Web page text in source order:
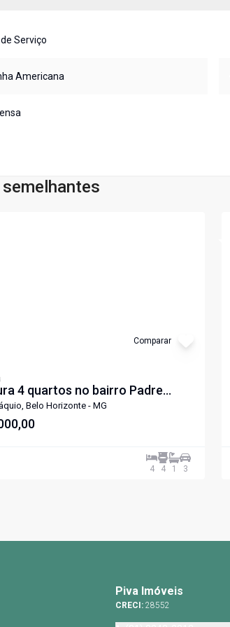
Serviço
Americana
Comparar
4 quartos no bairro Padre
Belo Horizonte - MG
4 4 1 3
Piva Imóveis
CRECI: 28552